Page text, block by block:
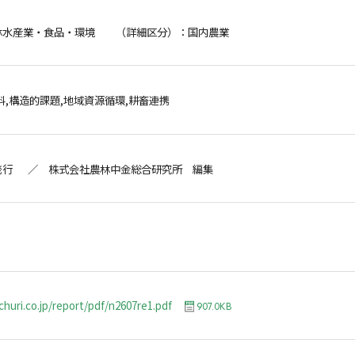
水産業・食品・環境 （詳細区分）：国内農業
,構造的課題,地域資源循環,耕畜連携
行 ／ 株式会社農林中金総合研究所 編集
report/pdf/n2607re1.pdf 907.0KB